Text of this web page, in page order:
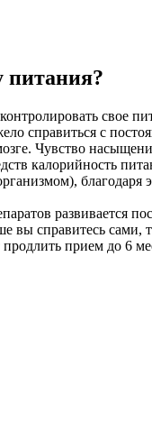
питания?
справиться с
Чувство
калорийность
благодаря
развивается
вы справитесь
прием до 6